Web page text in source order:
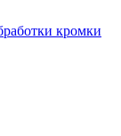
кромки